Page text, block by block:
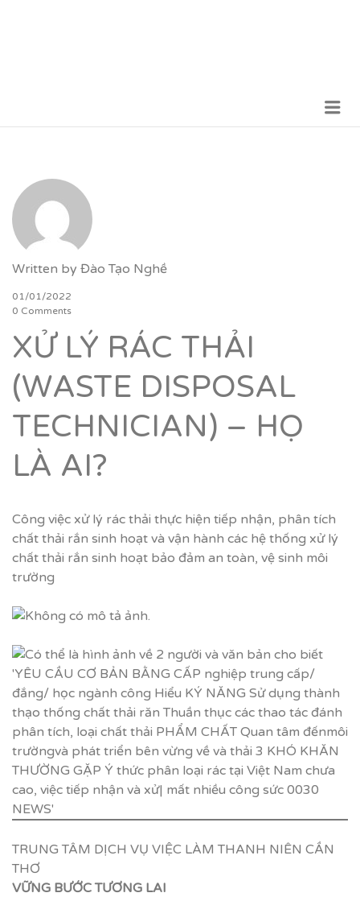
Written by Đào Tạo Nghề
01/01/2022
0 Comments
XỬ LÝ RÁC THẢI
(WASTE DISPOSAL
TECHNICIAN) – HỌ
LÀ AI?
Công việc xử lý rác thải thực hiện tiếp nhận, phân tích
chất thải rắn sinh hoạt và vận hành các hệ thống xử lý
chất thải rắn sinh hoạt bảo đảm an toàn, vệ sinh môi
trường
TRUNG TÂM DỊCH VỤ VIỆC LÀM THANH NIÊN CẦN
THƠ
VỮNG BƯỚC TƯƠNG LAI